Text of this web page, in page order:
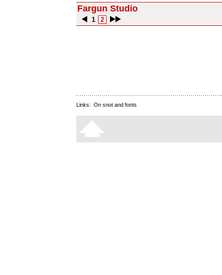
Fargun Studio
1 2
Links: On snot and fonts